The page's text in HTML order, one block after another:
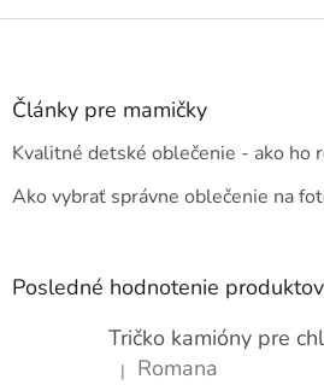
s
u
Z
Články pre mamičky
Kvalitné detské oblečenie - ako ho
Ako vybrať správne oblečenie na
Posledné hodnotenie produktov
Hodnotenie produktu je 5 z 5
| Romana